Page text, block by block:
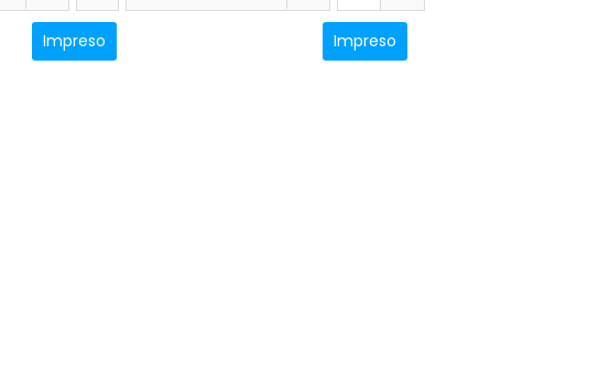
Impreso Impreso